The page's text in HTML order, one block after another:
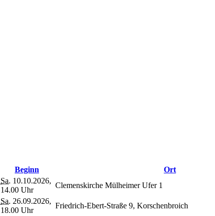
Beginn Ort
Sa. 10.10.2026,
14.00 Uhr
Clemenskirche Mülheimer Ufer 1
Sa. 26.09.2026,
18.00 Uhr
Friedrich-Ebert-Straße 9, Korschenbroich